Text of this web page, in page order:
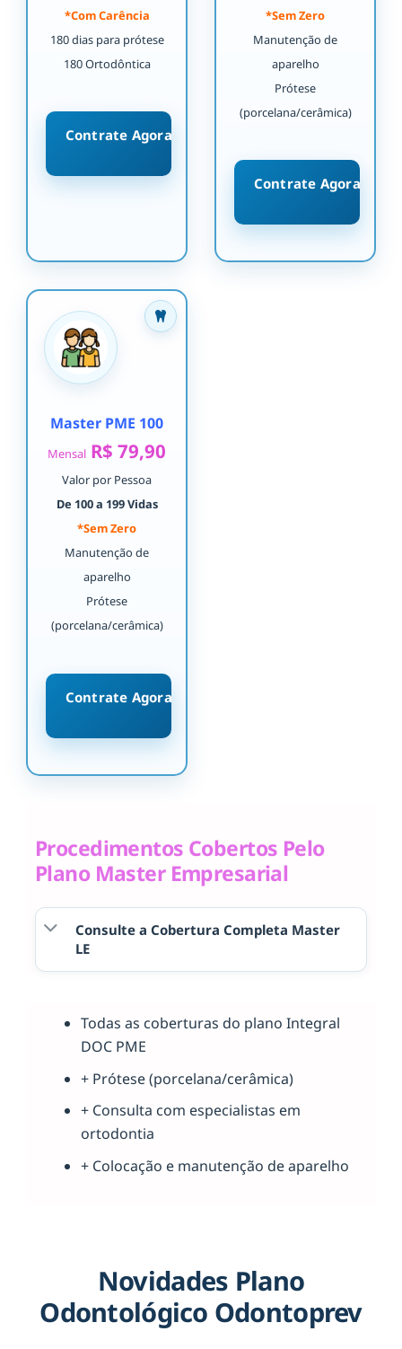
*Com Carência
180 dias para prótese
180 Ortodôntica
Contrate Agora
*Sem Zero
Manutenção de
aparelho
Prótese
(porcelana/cerâmica)
Contrate Agora
Master PME 100
Mensal R$ 79,90
Valor por Pessoa
De 100 a 199 Vidas
*Sem Zero
Manutenção de
aparelho
Prótese
(porcelana/cerâmica)
Contrate Agora
Procedimentos Cobertos Pelo
Plano Master Empresarial
Consulte a Cobertura Completa Master
LE
Todas as coberturas do plano Integral
DOC PME
+ Prótese (porcelana/cerâmica)
+ Consulta com especialistas em
ortodontia
+ Colocação e manutenção de aparelho
Novidades Plano
Odontológico Odontoprev